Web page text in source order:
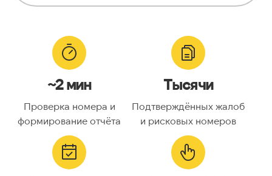
Тип номера:
Оператор связи:
Национальный
9033256906
Код страны:
ГЕОЛОКАЦИЯ
Географическое
~2 мин
Проверка номера и
формирование отчёта
Тысячи
Подтверждённых жалоб
и рисковых номеров